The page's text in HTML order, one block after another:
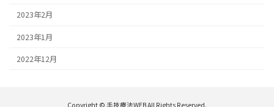
2023年2月
2023年1月
2022年12月
Copyright © 手技療法WEB All Rights Reserved.